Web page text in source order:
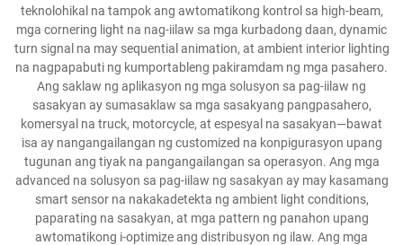
teknolohikal na tampok ang awtomatikong kontrol sa high-beam,
mga cornering light na nag-iilaw sa mga kurbadong daan, dynamic
turn signal na may sequential animation, at ambient interior lighting
na nagpapabuti ng kumportableng pakiramdam ng mga pasahero.
Ang saklaw ng aplikasyon ng mga solusyon sa pag-iilaw ng
sasakyan ay sumasaklaw sa mga sasakyang pangpasahero,
komersyal na truck, motorcycle, at espesyal na sasakyan—bawat
isa ay nangangailangan ng customized na konpigurasyon upang
tugunan ang tiyak na pangangailangan sa operasyon. Ang mga
advanced na solusyon sa pag-iilaw ng sasakyan ay may kasamang
smart sensor na nakakadetekta ng ambient light conditions,
paparating na sasakyan, at mga pattern ng panahon upang
awtomatikong i-optimize ang distribusyon ng ilaw. Ang mga